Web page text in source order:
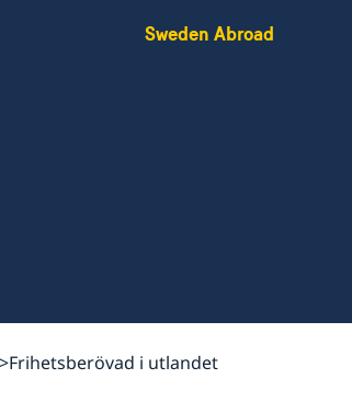
Sweden Abroad
Frihetsberövad i utlandet